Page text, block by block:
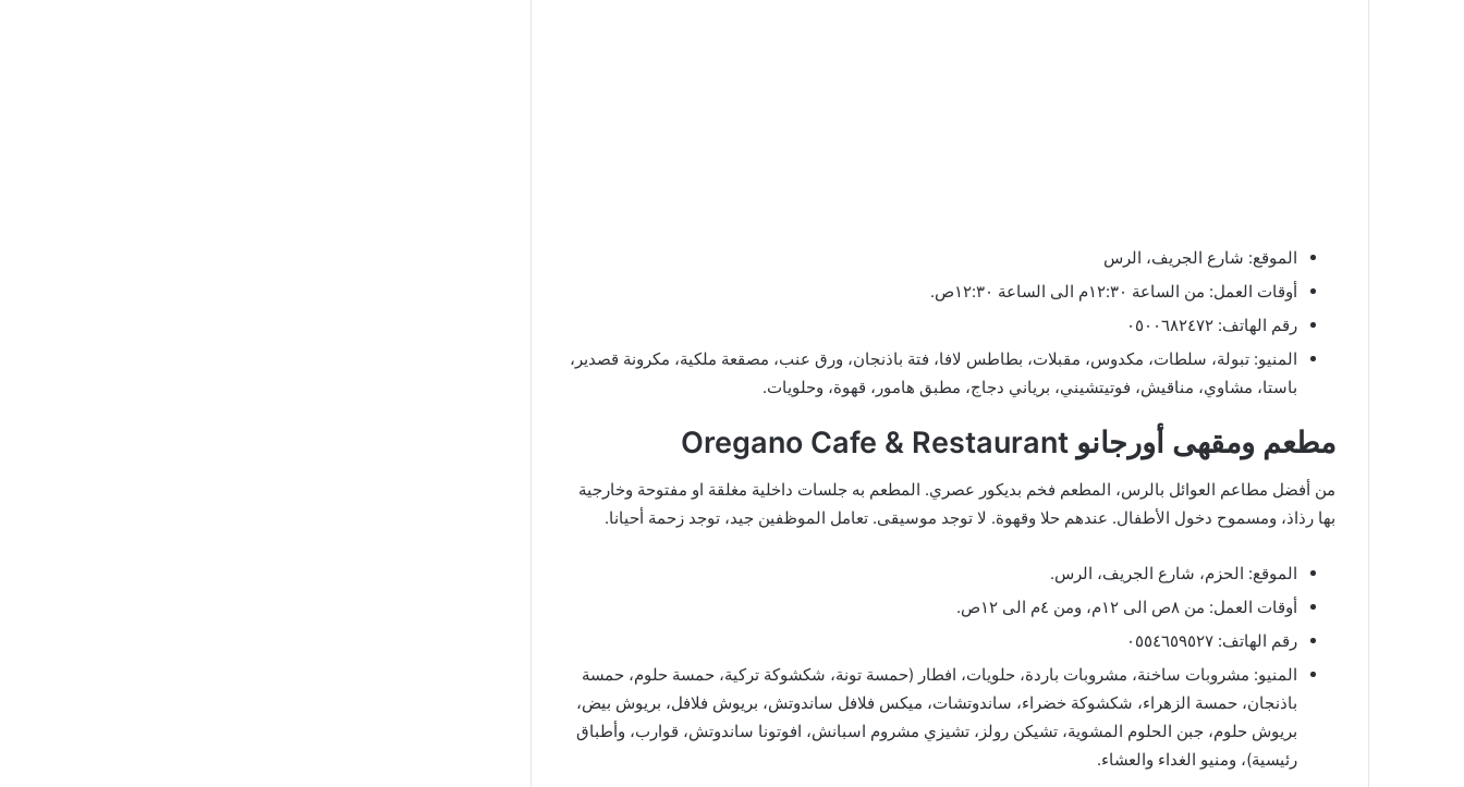
الموقع: شارع الجريف، الرس
أوقات العمل: من الساعة ١٢:٣٠م الى الساعة ١٢:٣٠ص.
رقم الهاتف: ٠٥٠٠٦٨٢٤٧٢
المنيو: تبولة، سلطات، مكدوس، مقبلات، بطاطس لافا، فتة باذنجان، ورق عنب، مصقعة ملكية، مكرونة قصدير،
باستا، مشاوي، مناقيش، فوتيتشيني، برياني دجاج، مطبق هامور، قهوة، وحلويات.
مطعم ومقهى أورجانو Oregano Cafe & Restaurant
من أفضل مطاعم العوائل بالرس، المطعم فخم بديكور عصري. المطعم به جلسات داخلية مغلقة او مفتوحة وخارجية
بها رذاذ، ومسموح دخول الأطفال. عندهم حلا وقهوة. لا توجد موسيقى. تعامل الموظفين جيد، توجد زحمة أحيانا.
الموقع: الحزم، شارع الجريف، الرس.
أوقات العمل: من ٨ص الى ١٢م، ومن ٤م الى ١٢ص.
رقم الهاتف: ٠٥٥٤٦٥٩٥٢٧
المنيو: مشروبات ساخنة، مشروبات باردة، حلويات، افطار (حمسة تونة، شكشوكة تركية، حمسة حلوم، حمسة
باذنجان، حمسة الزهراء، شكشوكة خضراء، ساندوتشات، ميكس فلافل ساندوتش، بريوش فلافل، بريوش بيض،
بريوش حلوم، جبن الحلوم المشوية، تشيكن رولز، تشيزي مشروم اسبانش، افوتونا ساندوتش، قوارب، وأطباق
رئيسية)، ومنيو الغداء والعشاء.